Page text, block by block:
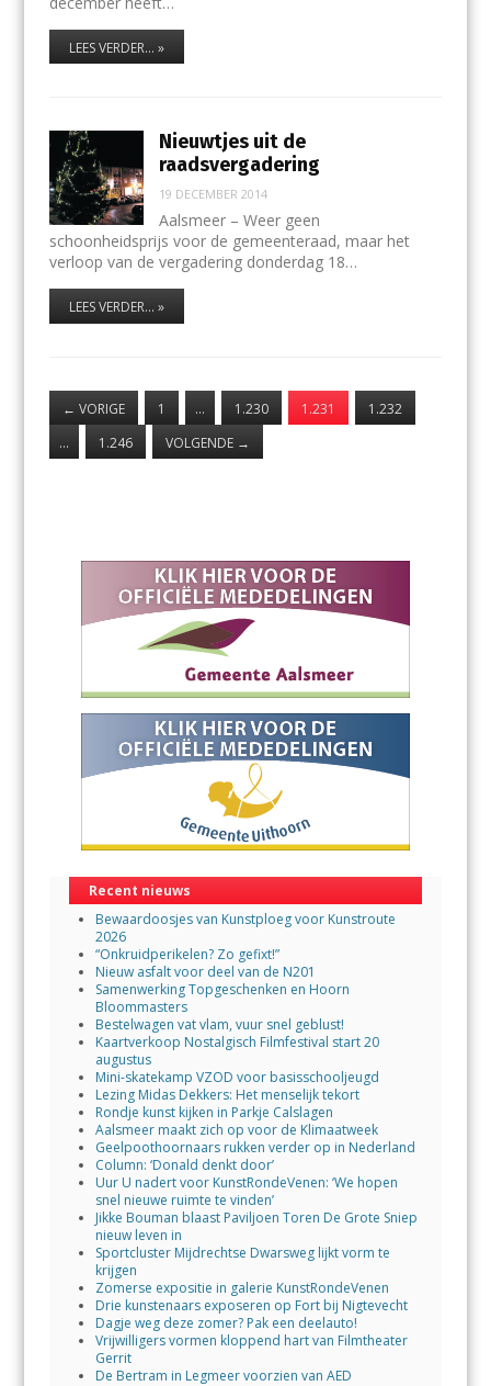
LEES VERDER... »
Nieuwtjes uit de
raadsvergadering
19 DECEMBER 2014
Aalsmeer – Weer geen
schoonheidsprijs voor de gemeenteraad, maar het
verloop van de vergadering donderdag 18…
LEES VERDER... »
← VORIGE 1 … 1.230 1.231
1.232
…
1.246 VOLGENDE →
Recent nieuws
Bewaardoosjes van Kunstploeg voor Kunstroute
2026
“Onkruidperikelen? Zo gefixt!”
Nieuw asfalt voor deel van de N201
Samenwerking Topgeschenken en Hoorn
Bloommasters
Bestelwagen vat vlam, vuur snel geblust!
Kaartverkoop Nostalgisch Filmfestival start 20
augustus
Mini-skatekamp VZOD voor basisschooljeugd
Lezing Midas Dekkers: Het menselijk tekort
Rondje kunst kijken in Parkje Calslagen
Aalsmeer maakt zich op voor de Klimaatweek
Geelpoothoornaars rukken verder op in Nederland
Column: ‘Donald denkt door’
Uur U nadert voor KunstRondeVenen: ‘We hopen
snel nieuwe ruimte te vinden’
Jikke Bouman blaast Paviljoen Toren De Grote Sniep
nieuw leven in
Sportcluster Mijdrechtse Dwarsweg lijkt vorm te
krijgen
Zomerse expositie in galerie KunstRondeVenen
Drie kunstenaars exposeren op Fort bij Nigtevecht
Dagje weg deze zomer? Pak een deelauto!
Vrijwilligers vormen kloppend hart van Filmtheater
Gerrit
De Bertram in Legmeer voorzien van AED